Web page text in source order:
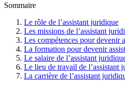
Sommaire
Le rôle de l’assistant juridique
Les missions de l’assistant
Les compétences pour devenir
La formation pour devenir
Le salaire de l’assistant
Le lieu de travail de l’assistant
La carrière de l’assistant